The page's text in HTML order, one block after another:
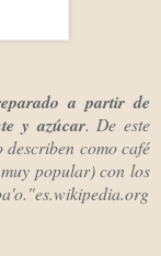
a partir de
y azúcar. De este
describen como café
popular) con los